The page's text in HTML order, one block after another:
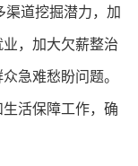
道挖掘潜力，加
，加大欠薪整治
急难愁盼问题。
活保障工作，确